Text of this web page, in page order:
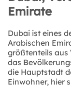
Emirate
Dubai ist eines
Arabischen
größtenteils aus
das
die Hauptstadt
Einwohner, hier